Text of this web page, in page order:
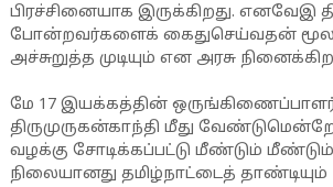
பிரச்சினையாக இருக்கிறது. எனவேஇ
போன்றவர்களைக் கைதுசெய்வதன்
அச்சுறுத்த முடியும் என அரசு
மே 17 இயக்கத்தின்
திருமுருகன்காந்தி மீது
வழக்கு சோடிக்கப்பட்டு மீண்டும்
நிலையானது தமிழ்நாட்டைத் தாண்டியும்